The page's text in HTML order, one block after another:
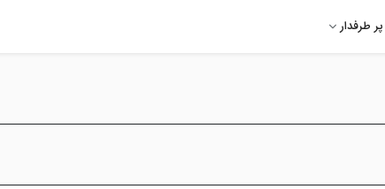
پر طرفدار